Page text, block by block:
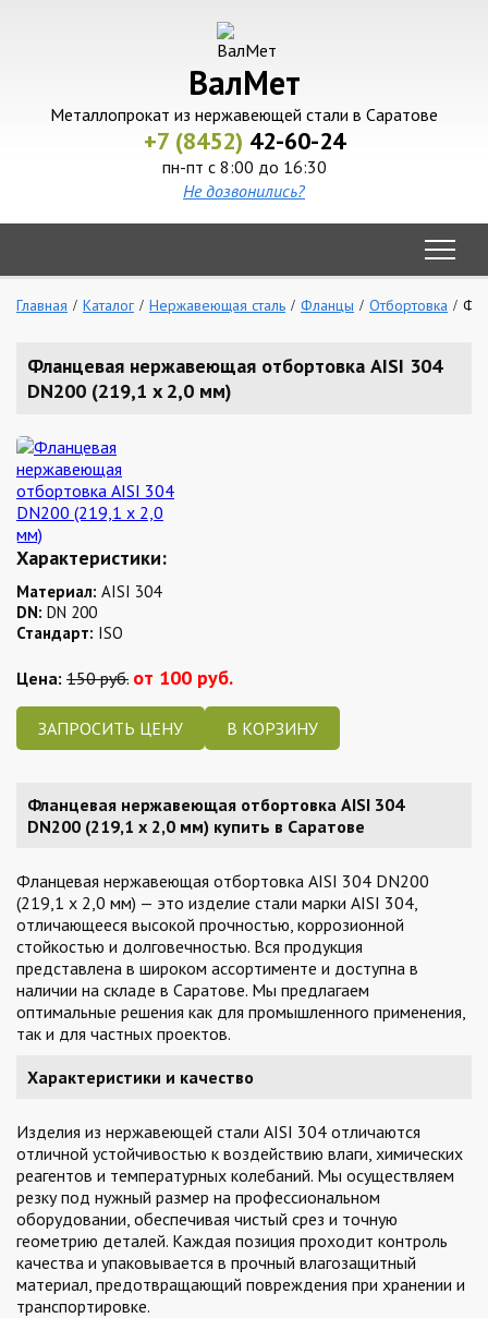
ВалМет
Металлопрокат из нержавеющей стали в Саратове
+7 (8452) 42-60-24
пн-пт с 8:00 до 16:30
Не дозвонились?
Главная Каталог Нержавеющая сталь Фланцы Отбортовка
Фланцевая нержавеющая отбортовка AISI 304
DN200 (219,1 x 2,0 мм)
Характеристики:
Материал: AISI 304
DN: DN 200
Стандарт: ISO
Цена: 150 руб. от 100 руб.
ЗАПРОСИТЬ ЦЕНУ
Фланцевая нержавеющая отбортовка AISI 304
DN200 (219,1 x 2,0 мм) купить в Саратове
Фланцевая нержавеющая отбортовка AISI 304 DN200
(219,1 x 2,0 мм) — это изделие стали марки AISI 304,
отличающееся высокой прочностью, коррозионной
стойкостью и долговечностью. Вся продукция
представлена в широком ассортименте и доступна в
наличии на складе в Саратове. Мы предлагаем
оптимальные решения как для промышленного применения,
так и для частных проектов.
Характеристики и качество
Изделия из нержавеющей стали AISI 304 отличаются
отличной устойчивостью к воздействию влаги, химических
реагентов и температурных колебаний. Мы осуществляем
резку под нужный размер на профессиональном
оборудовании, обеспечивая чистый срез и точную
геометрию деталей. Каждая позиция проходит контроль
качества и упаковывается в прочный влагозащитный
материал, предотвращающий повреждения при хранении и
транспортировке.